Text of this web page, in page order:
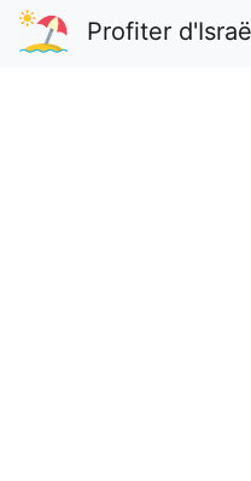
Profiter